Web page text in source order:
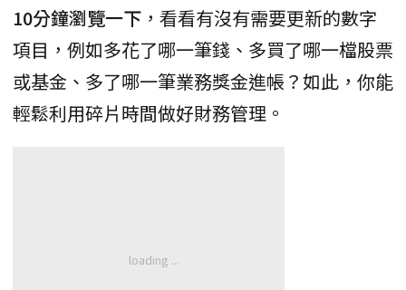
10分鐘瀏覽一下 ，看看有沒有需要更新的數字
項目，例如多花了哪一筆錢、多買了哪一檔股票
或基金、多了哪一筆業務獎金進帳？如此，你能
輕鬆利用碎片時間做好財務管理。